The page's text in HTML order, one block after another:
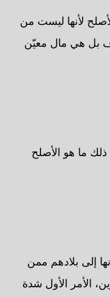
لأنها ليست من
بل هي مال معيّن
ما هو الأصلح
إلى بلادهم ممن
الأمر الأول شدة